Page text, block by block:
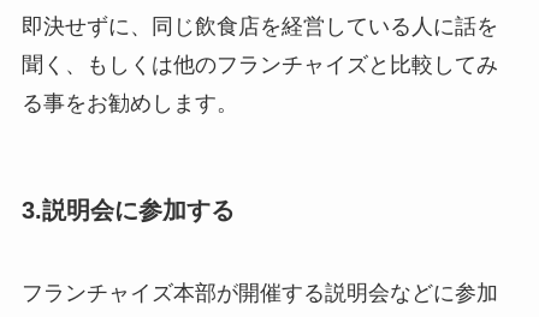
即決せずに、同じ飲食店を経営している人に話を
聞く、もしくは他のフランチャイズと比較してみ
る事をお勧めします。
3.説明会に参加する
フランチャイズ本部が開催する説明会などに参加